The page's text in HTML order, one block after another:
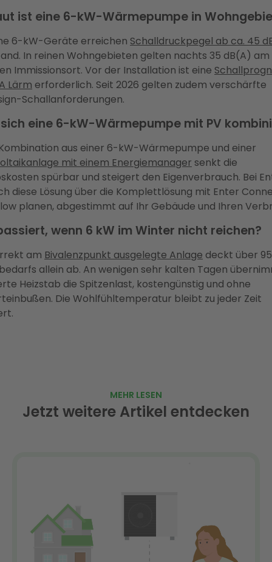
ist eine 6-kW-Wärmepumpe in
6-kW-Geräte erreichen Schalldruckpegel ab ca. 45
In reinen Wohngebieten gelten nachts 35 dB(A) am
Immissionsort. Vor der Installation ist eine
Lärm erforderlich. Seit 2026 gelten zudem verschärfte
Schallanforderungen.
eine 6-kW-Wärmepumpe mit PV
aus einer 6-kW-Wärmepumpe und einer
mit einem Energiemanager senkt die
spürbar und steigert den Eigenverbrauch. Bei
diese Lösung über die Komplettlösung mit Enter
planen, abgestimmt auf Ihr Gebäude und Ihren
wenn 6 kW im Winter nicht reichen?
am Bivalenzpunkt ausgelegte Anlage deckt über
allein ab. An wenigen sehr kalten Tagen
Heizstab die Spitzenlast, kostengünstig und ohne
Die Wohlfühltemperatur bleibt zu jeder Zeit
MEHR LESEN
Jetzt weitere Artikel entdecken